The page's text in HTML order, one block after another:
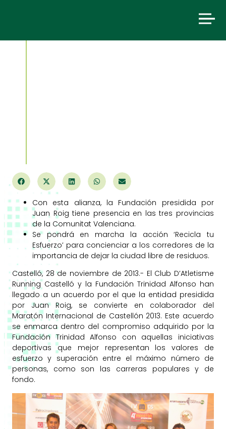
Con esta alianza, la Fundación presidida por
Juan Roig tiene presencia en las tres provincias
de la Comunitat Valenciana.
Se pondrá en marcha la acción ‘Recicla tu
Esfuerzo’ para concienciar a los corredores de la
importancia de dejar la ciudad libre de residuos.
Castelló, 28 de noviembre de 2013.- El Club D’Atletisme
Running Castelló y la Fundación Trinidad Alfonso han
llegado a un acuerdo por el que la entidad presidida
por Juan Roig, se convierte en colaborador del
Maratón Internacional de Castellón 2013. Este acuerdo
se enmarca dentro del compromiso adquirido por la
Fundación Trinidad Alfonso con aquellas iniciativas
deportivas que mejor representan los valores de
esfuerzo y superación entre el máximo número de
personas, como son las carreras populares y de
fondo.